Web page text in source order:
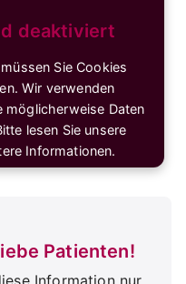
deaktiviert
Sie Cookies
Wir verwenden
möglicherweise Daten
lesen Sie unsere
Informationen.
Patienten!